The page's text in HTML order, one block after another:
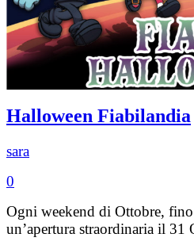
Halloween Fiabilandia
sara
0
Ogni weekend di Ottobre,
un’apertura straordinaria il 31